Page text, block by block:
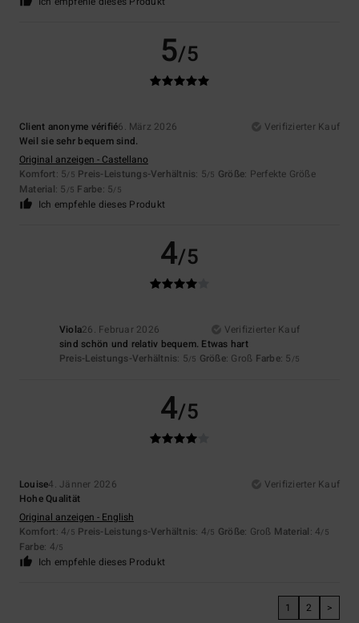
5/5
Client anonyme vérifié6. März 2026
Verifizierter Kauf
Weil sie sehr bequem sind.
Original anzeigen - Castellano
Komfort: 5/5 Preis-Leistungs-Verhältnis: 5/5 Größe: Perfekte Größe
Material: 5 /5 Farbe: 5/5
Ich empfehle dieses Produkt
4/5
Viola26. Februar 2026
Verifizierter Kauf
sind schön und relativ bequem. Etwas hart
Preis-Leistungs-Verhältnis: 5/5 Größe: Groß Farbe: 5 /5
4/5
Louise4. Jänner 2026
Verifizierter Kauf
Hohe Qualität
Original anzeigen - English
Komfort: 4/5 Preis-Leistungs-Verhältnis: 4/5 Größe: Groß Material: 4/5
Farbe: 4/5
Ich empfehle dieses Produkt
1 2 >